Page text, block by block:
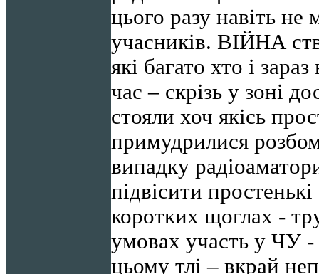
цього разу навіть не
учасників. ВІЙНА
які багато хто і
час – скрізь у зоні
стояли хоч якісь
примудрилися
випадку
підвісити
коротких щоглах -
умовах участь у ЧУ
цьому тлі – вкрай